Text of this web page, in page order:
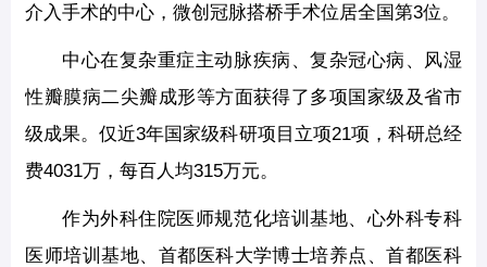
介入手术的中心，微创冠脉搭桥手术位居全国第3位。
中心在复杂重症主动脉疾病、复杂冠心病、风湿
性瓣膜病二尖瓣成形等方面获得了多项国家级及省市
级成果。仅近3年国家级科研项目立项21项，科研总经
费4031万，每百人均315万元。
作为外科住院医师规范化培训基地、心外科专科
医师培训基地、首都医科大学博士培养点、首都医科